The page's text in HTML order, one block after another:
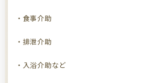
・食事介助
・排泄介助
・入浴介助など